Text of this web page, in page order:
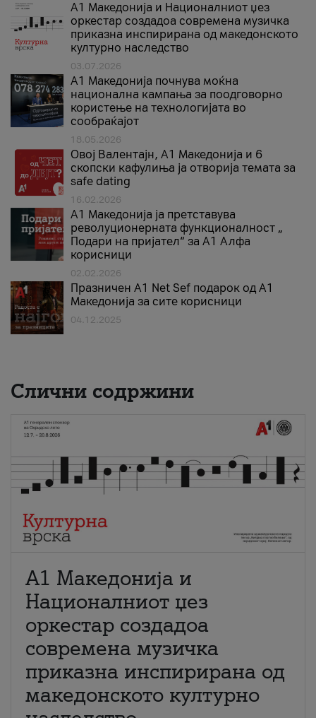
А1 Македонија и Националниот џез
оркестар создадоа современа музичка
приказна инспирирана од македонското
културно наследство
03.07.2026
A1 Македонија почнува моќна
национална кампања за поодговорно
користење на технологијата во
сообраќајот
18.05.2026
Овој Валентајн, A1 Македонија и 6
скопски кафулиња ја отворија темата за
safe dating
16.02.2026
А1 Македонија ја претставува
револуционерната функционалност „
Подари на пријател“ за А1 Алфа
корисници
02.02.2026
Празничен A1 Net Sеf подарок од А1
Македонија за сите корисници
04.12.2025
Слични содржини
А1 Македонија и
Националниот џез
оркестар создадоа
современа музичка
приказна инспирирана од
македонското културно